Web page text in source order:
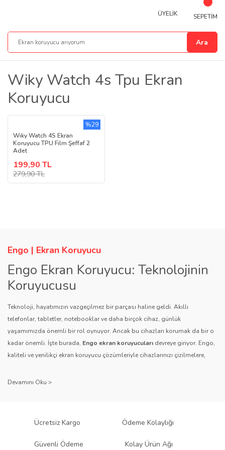
Ara
ÜYELİK SEPETİM
Wiky Watch 4s Tpu Ekran
Koruyucu
Wiky Watch 4S Ekran
Koruyucu TPU Film Şeffaf 2
Adet
199,90 TL
279,90 TL
%29
Engo | Ekran Koruyucu
Engo Ekran Koruyucu: Teknolojinin
Koruyucusu
Teknoloji, hayatımızın vazgeçilmez bir parçası haline geldi. Akıllı
telefonlar, tabletler, notebooklar ve daha birçok cihaz, günlük
yaşamımızda önemli bir rol oynuyor. Ancak bu cihazları korumak da bir o
kadar önemli. İşte burada, Engo ekran koruyucuları devreye giriyor. Engo,
kaliteli ve yenilikçi ekran koruyucu çözümleriyle cihazlarınızı çizilmelere,
sağlıyor.
Engo ekran koruyucuları
, uzun yıllara dayanan tecrübesi ve teknolojiye
ürününü titiz bir kalite kontrol sürecinden geçirir. Kullanıcı dostu tasarımı
Ücretsiz Kargo Ödeme Kolaylığı
Güvenli Ödeme Kolay Ürün Ağı